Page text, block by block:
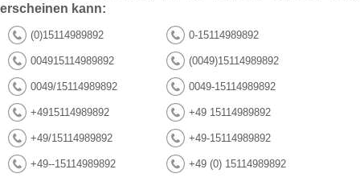
erscheinen kann:
(0)15114989892 0-15114989892
004915114989892 (0049)15114989892
0049/15114989892 0049-15114989892
+4915114989892 +49 15114989892
+49/15114989892 +49-15114989892
+49--15114989892 +49 (0) 15114989892